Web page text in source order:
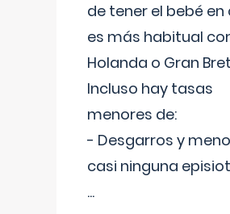
de tener el bebé en
es más habitual
Holanda o Gran
Incluso hay tasas
menores de:
- Desgarros y
casi ninguna
...